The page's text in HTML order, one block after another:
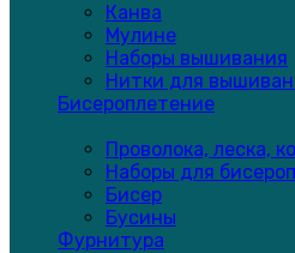
Канва
Мулине
Наборы вышивания
Нитки для
Бисероплетение
Проволока, леска,
Наборы для
Бисер
Бусины
Фурнитура